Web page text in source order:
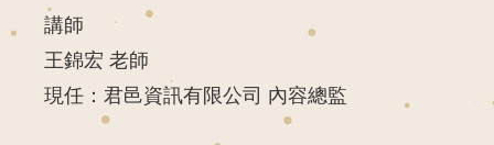
講師
王錦宏 老師
現任： 君邑資訊有限公司 內容總監